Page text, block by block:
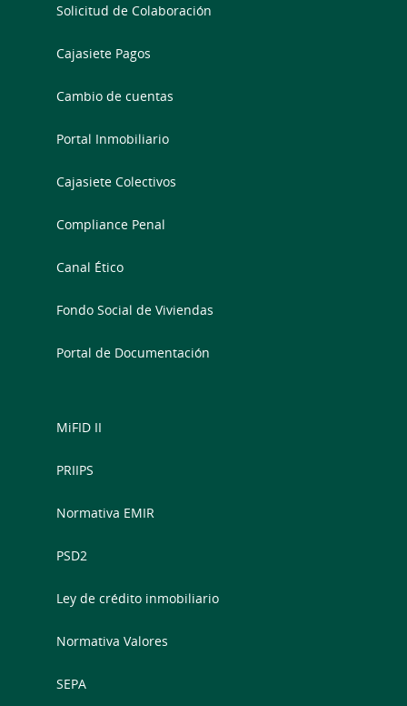
Solicitud de Colaboración
Cajasiete Pagos
Cambio de cuentas
Portal Inmobiliario
Cajasiete Colectivos
Compliance Penal
Canal Ético
Fondo Social de Viviendas
Portal de Documentación
MiFID II
PRIIPS
Normativa EMIR
PSD2
Ley de crédito inmobiliario
Normativa Valores
SEPA